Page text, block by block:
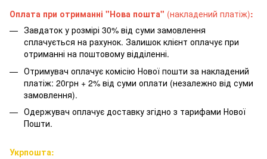
Оплата при отриманні "Нова пошта" (накладений платіж):
Завдаток у розмірі 30% від суми замовлення
сплачується на рахунок. Залишок клієнт оплачує при
отриманні на поштовому відділенні.
Отримувач оплачує комісію Нової пошти за накладений
платіж: 20грн + 2% від суми оплати (незалежно від суми
замовлення).
Одержувач оплачує доставку згідно з тарифами Нової
Пошти.
Укрпошта: